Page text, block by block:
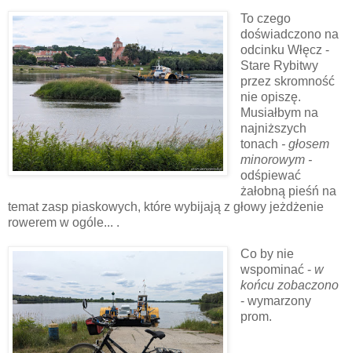
To czego
doświadczono na
odcinku Włęcz -
Stare Rybitwy
przez skromność
nie opiszę.
Musiałbym na
najniższych
tonach - głosem
minorowym -
odśpiewać
żałobną pieśń na
temat zasp piaskowych, które wybijają z głowy jeżdżenie
rowerem w ogóle... .
Co by nie
wspominać -w
końcu zobaczono
- wymarzony
prom.